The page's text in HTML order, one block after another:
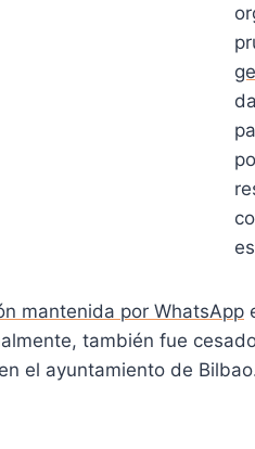
mantenida por WhatsApp
también fue
el ayuntamiento de